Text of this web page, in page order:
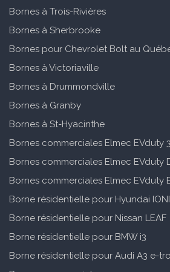
Bornes à Trois-Rivières
Bornes à Sherbrooke
Bornes pour Chevrolet Bolt au
Bornes à Victoriaville
Bornes à Drummondville
Bornes à Granby
Bornes à St-Hyacinthe
Bornes commerciales Elmec EVduty 3
Bornes commerciales Elmec EVduty
Bornes commerciales Elmec EVduty
Borne résidentielle pour Hyundai
Borne résidentielle pour Nissan LEAF
Borne résidentielle pour BMW i3
Borne résidentielle pour Audi A3 e-